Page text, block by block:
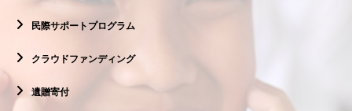
民際サポートプログラム
クラウドファンディング
遺贈寄付